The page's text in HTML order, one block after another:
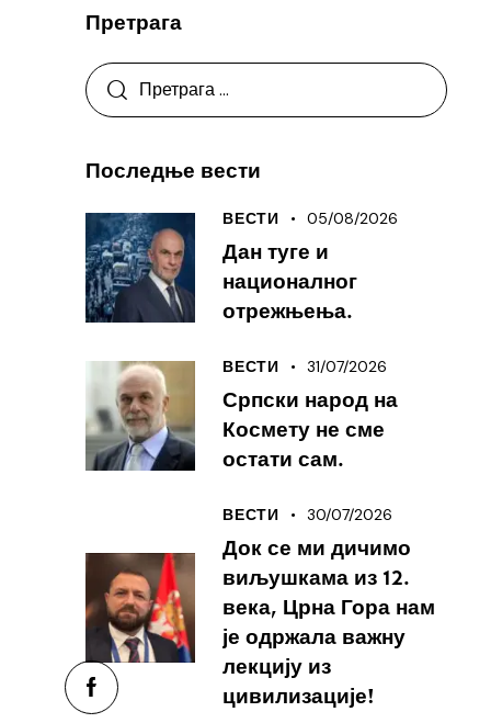
Претрага
Последње вести
ВЕСТИ 05/08/2026
Дан туге и
националног
отрежњења.
ВЕСТИ 31/07/2026
Српски народ на
Космету не сме
остати сам.
ВЕСТИ 30/07/2026
Док се ми дичимо
виљушкама из 12.
века, Црна Гора нам
је одржала важну
лекцију из
цивилизације!